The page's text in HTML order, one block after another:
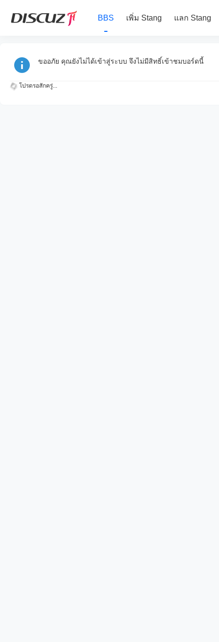
BBS เพิ่ม Stang แลก Stang
ขออภัย คุณยังไม่ได้เข้าสู่ระบบ จึงไม่มีสิทธิ์เข้าชมบอร์ดนี้
โปรดรอสักครู่...